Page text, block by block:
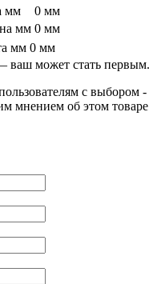
мм
0 мм
мм 0 мм
мм 0 мм
ваш может стать первым.
с выбором -
мнением об этом